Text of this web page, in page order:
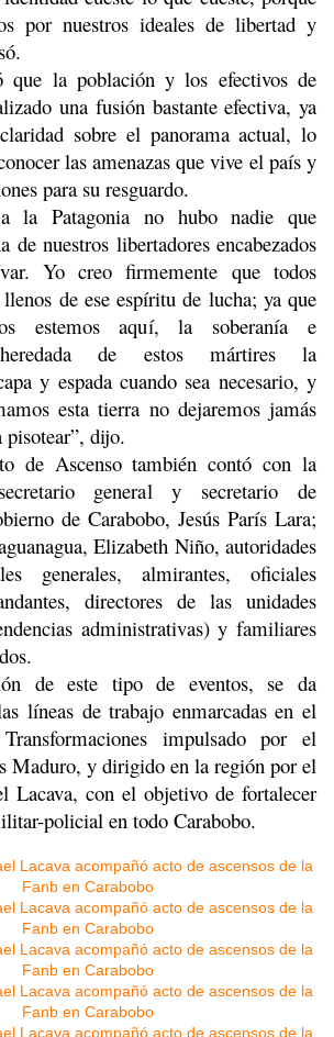
por nuestros ideales de libertad y
la población y los efectivos de
una fusión bastante efectiva, ya
sobre el panorama actual, lo
las amenazas que vive el país y
para su resguardo.
la Patagonia no hubo nadie que
de nuestros libertadores encabezados
Yo creo firmemente que todos
de ese espíritu de lucha; ya que
estemos aquí, la soberanía e
heredada de estos mártires la
y espada cuando sea necesario, y
esta tierra no dejaremos jamás
pisotear”, dijo.
de Ascenso también contó con la
general y secretario de
de Carabobo, Jesús París Lara;
Elizabeth Niño, autoridades
generales, almirantes, oficiales
directores de las unidades
administrativas) y familiares
de este tipo de eventos, se da
líneas de trabajo enmarcadas en el
impulsado por el
Maduro, y dirigido en la región por el
Lacava, con el objetivo de fortalecer
policial en todo Carabobo.